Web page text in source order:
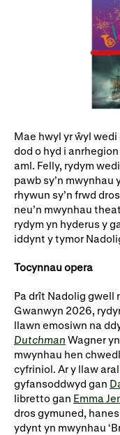
Amdanom ni
Gyrfaoedd WNO
Darganfod opera
Cymryd rhan
Ysgolion, Colegau a
Cefnogwch ni
Cyfrannwch nawr
Digwyddiadau i
Rhoddion mewn
Mae hwyl yr ŵyl
dod o hyd i
aml. Felly, rydym
pawb sy’n mwynhau
rhywun sy’n frwd
neu’n mwynhau
rydym yn hyderus y
iddynt y tymor
Tocynnau opera
Pa drît Nadolig gwell
Gwanwyn 2026,
llawn emosiwn na
Dutchman Wagner
mwynhau hen
cyfriniol. Ar y llaw
gyfansoddwyd gan
libretto gan Emma
dros gymuned,
ydynt yn mwynhau